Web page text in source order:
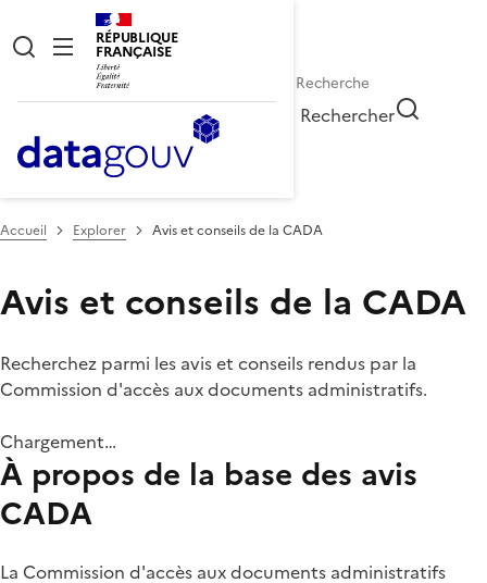
RÉPUBLIQUE
FRANÇAISE
Rechercher
Accueil Explorer Avis et conseils de la CADA
Avis et conseils de la CADA
Recherchez parmi les avis et conseils rendus par la
Commission d'accès aux documents administratifs.
Chargement…
À propos de la base des avis
CADA
La Commission d'accès aux documents administratifs